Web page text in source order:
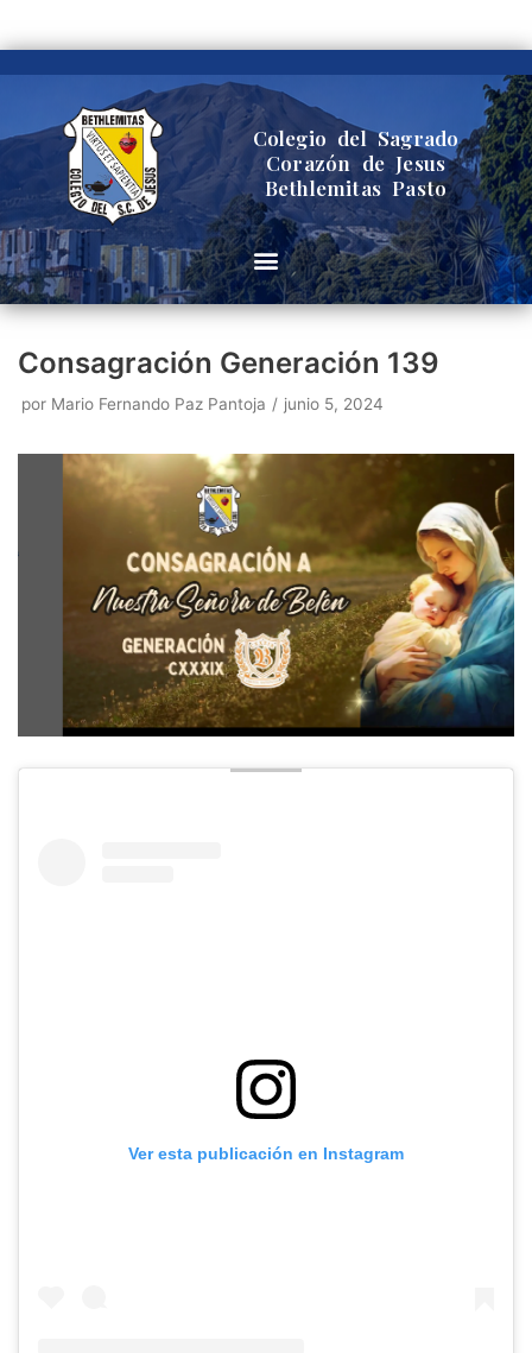
Colegio del Sagrado
Corazón de Jesus
Bethlemitas Pasto
Consagración Generación 139
por Mario Fernando Paz Pantoja junio 5, 2024
Ver esta publicación en Instagram